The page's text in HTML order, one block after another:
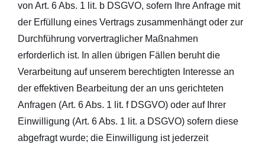
von Art. 6 Abs. 1 lit. b DSGVO, sofern Ihre Anfrage mit
der Erfüllung eines Vertrags zusammenhängt oder zur
Durchführung vorvertraglicher Maßnahmen
erforderlich ist. In allen übrigen Fällen beruht die
Verarbeitung auf unserem berechtigten Interesse an
der effektiven Bearbeitung der an uns gerichteten
Anfragen (Art. 6 Abs. 1 lit. f DSGVO) oder auf Ihrer
Einwilligung (Art. 6 Abs. 1 lit. a DSGVO) sofern diese
abgefragt wurde; die Einwilligung ist jederzeit